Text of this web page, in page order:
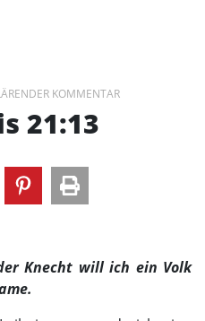
KOMMENTAR
21:13
Knecht will ich ein Volk